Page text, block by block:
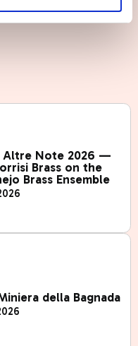
a
Altre Note 2026 —
Brass on the
Brass Ensemble
della Bagnada